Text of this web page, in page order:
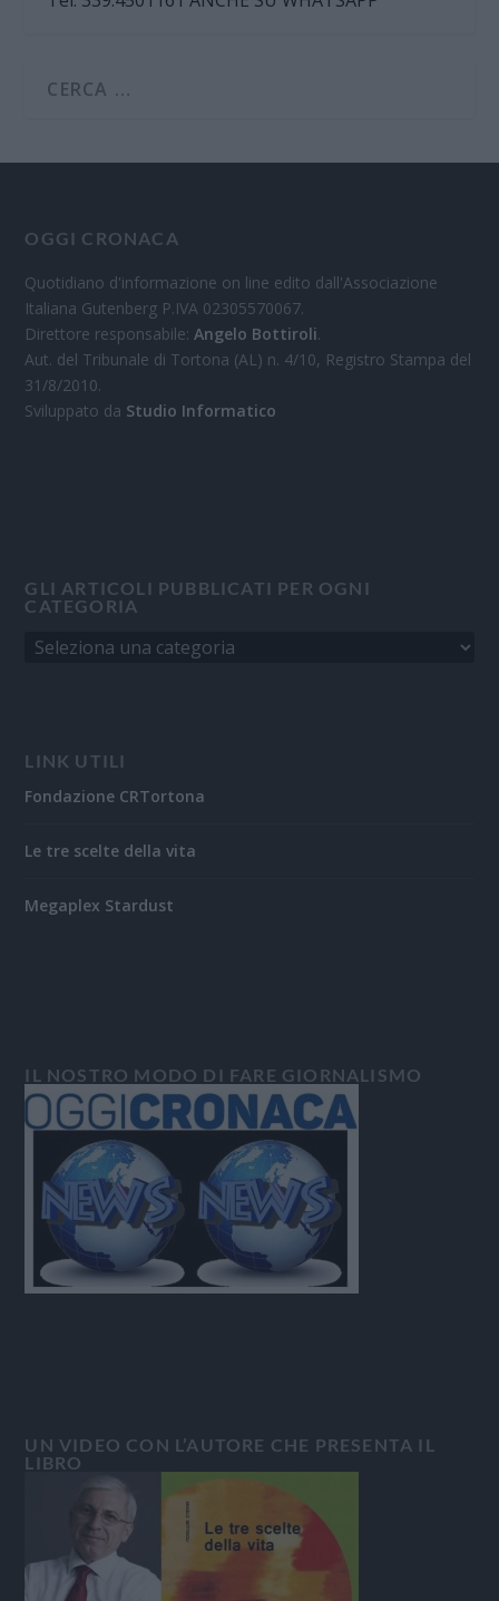
OGGI CRONACA
Quotidiano d'informazione on line edito dall'Associazione
Italiana Gutenberg P.IVA 02305570067.
Direttore responsabile:Angelo Bottiroli.
Aut. del Tribunale di Tortona (AL) n. 4/10, Registro Stampa del
31/8/2010.
Sviluppato da Studio Informatico
GLI ARTICOLI PUBBLICATI PER OGNI
CATEGORIA
LINK UTILI
Fondazione CRTortona
Le tre scelte della vita
Megaplex Stardust
IL NOSTRO MODO DI FARE GIORNALISMO
UN VIDEO CON L’AUTORE CHE PRESENTA IL
LIBRO